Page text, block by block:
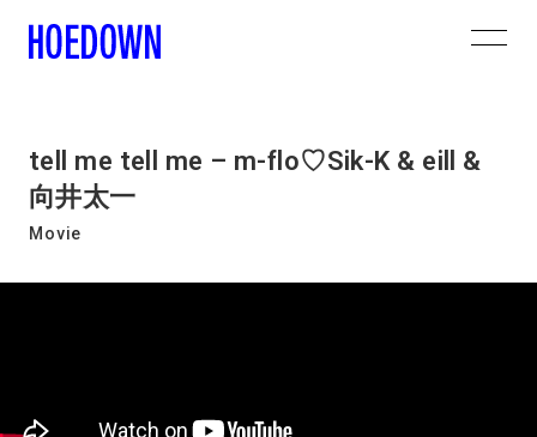
tell me tell me – m-flo♡Sik-K & eill &
向井太一
Movie